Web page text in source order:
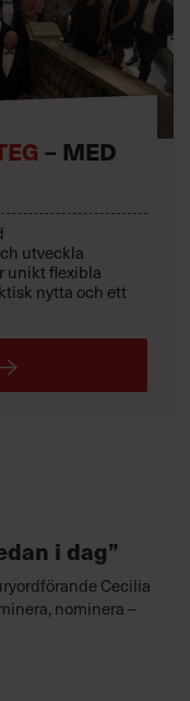
i dag”
Cecilia
nominera –
– MED
utveckla
unikt flexibla
nytta och ett